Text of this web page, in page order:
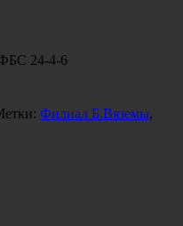
24-4-6
Филиал Б.Вяземы,